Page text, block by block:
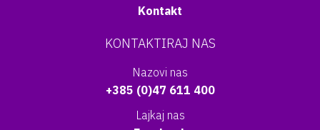
Kontakt
KONTAKTIRAJ NAS
Nazovi nas
+385 (0)47 611 400
Lajkaj nas